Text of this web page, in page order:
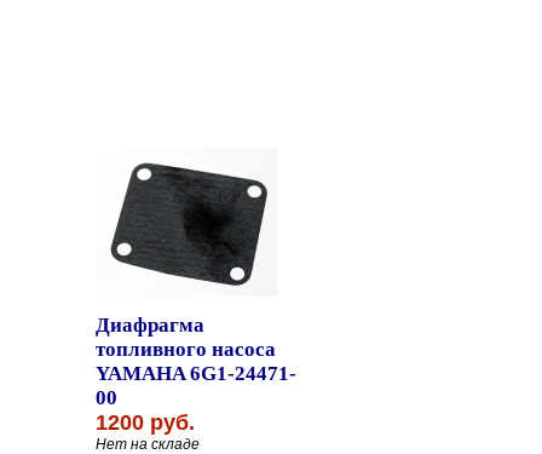
Диафрагма
топливного насоса
YAMAHA 6G1-24471-
00
1200 руб.
Нет на складе